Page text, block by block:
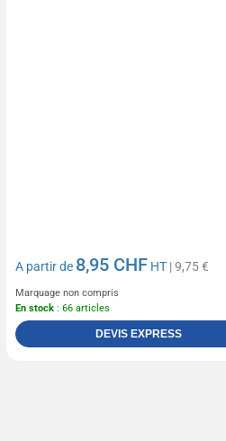
A partir de 8,95 CHF HT | 9,75 €
Marquage non compris
En stock : 66 articles
DEVIS EXPRESS